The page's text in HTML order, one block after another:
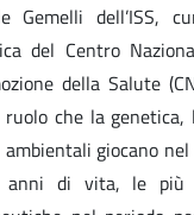
Gemelli dell’ISS,
del Centro
della Salute
che la
giocano
di vita, le più